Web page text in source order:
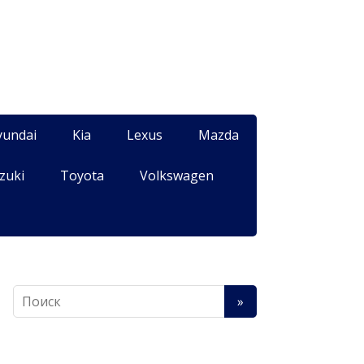
Kia Lexus Mazda
Toyota Volkswagen